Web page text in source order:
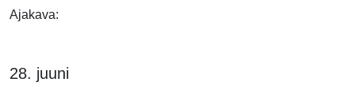
Ajakava:
28. juuni